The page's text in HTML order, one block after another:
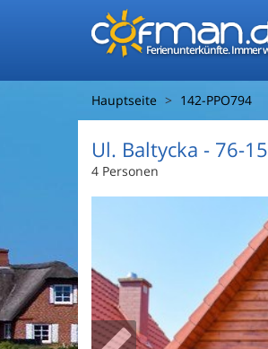
Ferienunterkünfte. Immer
Hauptseite 142-PPO794
Ul. Baltycka - 76-
4 Personen